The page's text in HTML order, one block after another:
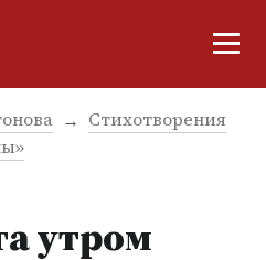
Стихотворения
утром